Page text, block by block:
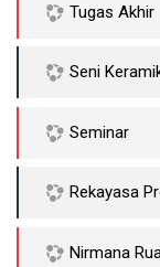
Tugas Akhir
Seni
Seminar
Rekayasa
Nirmana